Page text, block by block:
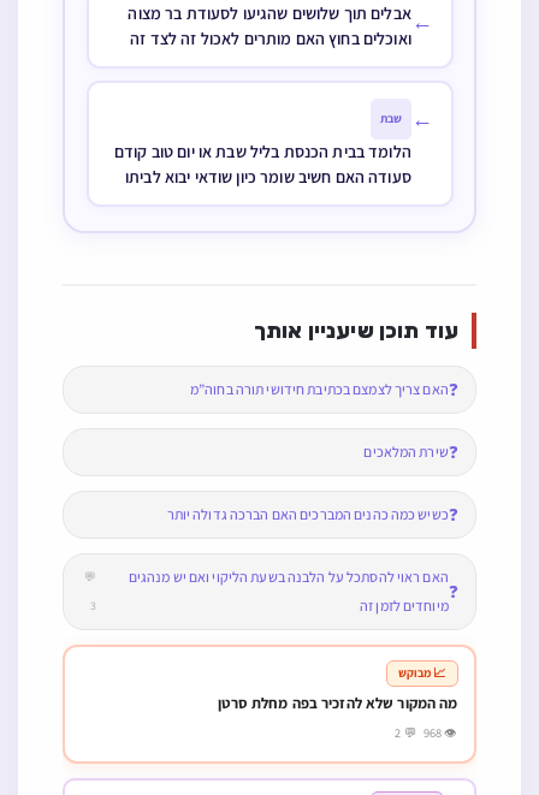
←אבלים תוך שלושים שהגיעו לסעודת בר מצוה
ואוכלים בחוץ האם מותרים לאכול זה לצד זה
← שבת
הלומד בבית הכנסת בליל שבת או יום טוב קודם
סעודה האם חשיב שומר כיון שודאי יבוא לביתו
עוד תוכן שיעניין אותך
❓האם צריך לצמצם בכתיבת חידושי תורה בחוה”מ
❓שירת המלאכים
❓כשיש כמה כהנים המברכים האם הברכה גדולה יותר
❓
האם ראוי להסתכל על הלבנה בשעת הליקוי ואם יש מנהגים
מיוחדים לזמן זה
💬
3
📈 מבוקש
מה המקור שלא להזכיר בפה מחלת סרטן
👁 968 💬 2